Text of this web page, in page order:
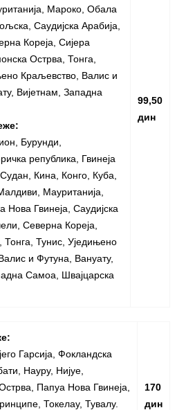
Мароко, Обала
Саудијска Арабија,
Кореја, Сијера
Острва, Тонга,
Краљевство, Валис и
Вијетнам, Западна
Бурунди,
република, Гвинеја
Кина, Конго, Куба,
Мауританија,
Нова Гвинеја, Саудијска
Северна Кореја,
Тонга, Тунис, Уједињено
и Футуна, Вануату,
Самоа, Швајцарска
99,50
дин
Гарсија, Фокландска
Науру, Нијуе,
Папуа Нова Гвинеја,
Токелау, Тувалу.
170
дин